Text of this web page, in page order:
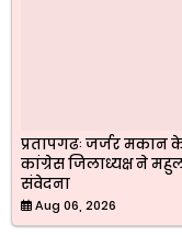
प्रतापगढः जर्जर मकान
कांग्रेस जिलाध्यक्ष ने
संवेदना
Aug 06, 2026